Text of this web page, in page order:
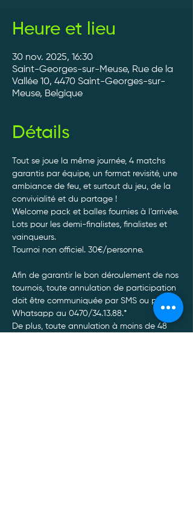
Heure et lieu
30 nov. 2025, 16:30
Saint-Georges-sur-Meuse, Rue de la
Vallée 10, 4470 Saint-Georges-sur-
Meuse, Belgique
Détails
Tout se joue la même journée, 4 matchs
garantis par équipe, un format revisité, une
ambiance de feu, et surtout du jeu, de la
convivialité et du partage !
Welcome pack et balles fournies à l’arrivée.
Lots pour les demi-finalistes, finalistes et
vainqueurs.
Tournoi non officiel. 30€/personne.
Afin de garantir le bon déroulement de nos
tournois, toute annulation de participation
doit être communiquée par SMS ou par
Whatsapp au 0470/34.13.88.*
De plus, toute annulation à moins de 48